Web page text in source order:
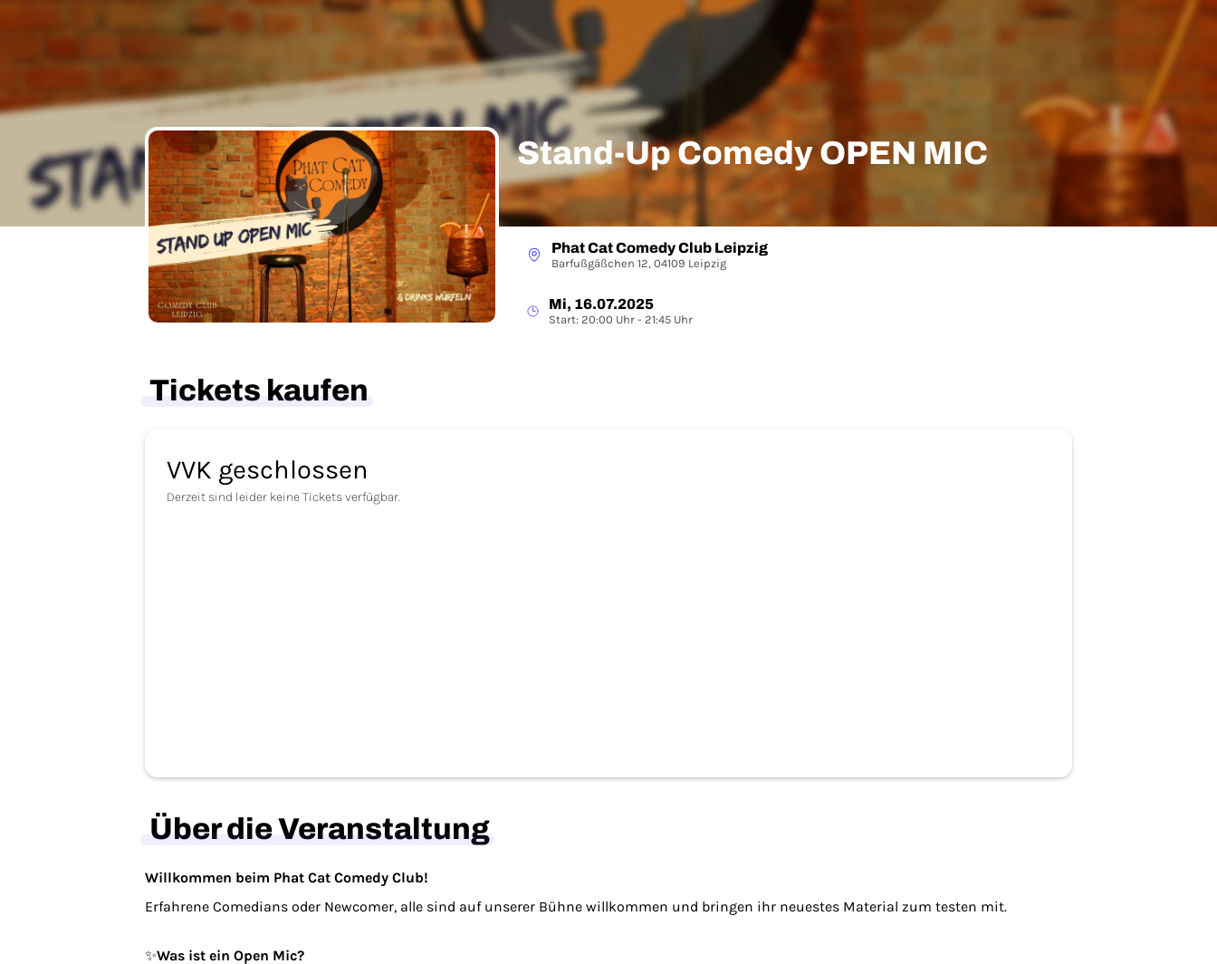
Stand-Up Comedy OPEN MIC
Phat Cat Comedy Club Leipzig
Barfußgäßchen 12, 04109 Leipzig
Mi, 16.07.2025
Start: 20:00 Uhr - 21:45 Uhr
Tickets kaufen
VVK geschlossen
Derzeit sind leider keine Tickets verfügbar.
Über die Veranstaltung
Willkommen beim Phat Cat Comedy Club!
Erfahrene Comedians oder Newcomer, alle sind auf unserer Bühne willkommen und bringen ihr neuestes Material zum testen mit.
✨Was ist ein Open Mic?